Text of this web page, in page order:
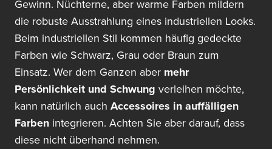
Gewinn. Nüchterne, aber warme Farben mildern
die robuste Ausstrahlung eines industriellen Looks.
Beim industriellen Stil kommen häufig gedeckte
Farben wie Schwarz, Grau oder Braun zum
Einsatz. Wer dem Ganzen aber mehr
Persönlichkeit und Schwung verleihen möchte,
kann natürlich auch Accessoires in auffälligen
Farben integrieren. Achten Sie aber darauf, dass
diese nicht überhand nehmen.